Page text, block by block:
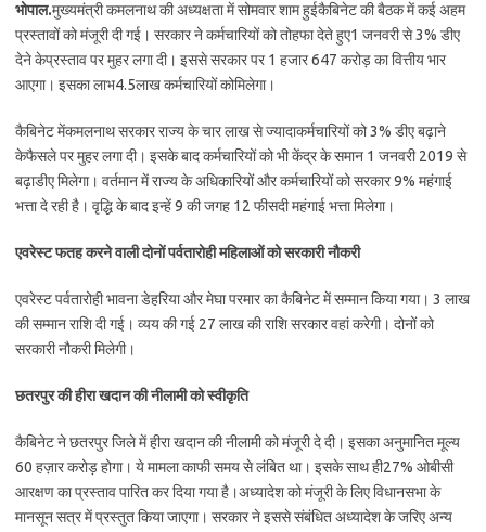
भोपाल.मुख्यमंत्री कमलनाथ की अध्यक्षता में सोमवार शाम हुईकैबिनेट की बैठक में कई अहम
प्रस्तावों को मंजूरी दी गई। सरकार ने कर्मचारियों को तोहफा देते हुए1 जनवरी से 3% डीए
देने केप्रस्ताव पर मुहर लगा दी। इससे सरकार पर 1 हजार 647 करोड़ का वित्तीय भार
आएगा। इसका लाभ4.5लाख कर्मचारियों कोमिलेगा।
कैबिनेट मेंकमलनाथ सरकार राज्य के चार लाख से ज्यादाकर्मचारियों को 3% डीए बढ़ाने
केफैसले पर मुहर लगा दी। इसके बाद कर्मचारियों को भी केंद्र के समान 1 जनवरी 2019 से
बढ़ाडीए मिलेगा। वर्तमान में राज्य के अधिकारियों और कर्मचारियों को सरकार 9% महंगाई
भत्ता दे रही है। वृद्धि के बाद इन्हें 9 की जगह 12 फीसदी महंगाई भत्ता मिलेगा।
एवरेस्ट फतह करने वाली दोनों पर्वतारोही महिलाओं को सरकारी नौकरी
एवरेस्ट पर्वतारोही भावना डेहरिया और मेघा परमार का कैबिनेट में सम्मान किया गया। 3 लाख
की सम्मान राशि दी गई। व्यय की गई 27 लाख की राशि सरकार वहां करेगी। दोनों को
सरकारी नौकरी मिलेगी।
छतरपुर की हीरा खदान की नीलामी को स्वीकृति
कैबिनेट ने छतरपुर जिले में हीरा खदान की नीलामी को मंजूरी दे दी। इसका अनुमानित मूल्य
60 हज़ार करोड़ होगा। ये मामला काफी समय से लंबित था। इसके साथ ही27% ओबीसी
आरक्षण का प्रस्ताव पारित कर दिया गया है।अध्यादेश को मंजूरी के लिए विधानसभा के
मानसून सत्र में प्रस्तुत किया जाएगा। सरकार ने इससे संबंधित अध्यादेश के जरिए अन्य